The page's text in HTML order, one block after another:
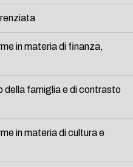
in materia di finanza,
della famiglia e di contrasto
in materia di cultura e